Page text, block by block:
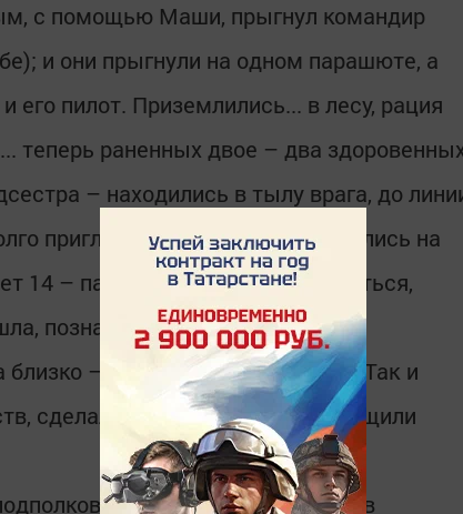
с помощью Маши, прыгнул командир
и они прыгнули на одном парашюте, а
его пилот. Приземлились... в лесу, рация
теперь раненных двое – два
– находились в тылу врага, до
приглядывались, ориентировались на
14 – пасет коз... решили довериться,
познакомились – Шура.
близко – только ночью пойдем.... Так и
сделали волокуши... так и дотащили
Петрова отправили в